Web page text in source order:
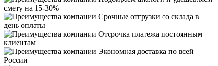
смету на 15-30%
Срочные отгрузки со склада в
день оплаты
Отсрочка платежа постоянным
клиентам
Экономная доставка по всей
России